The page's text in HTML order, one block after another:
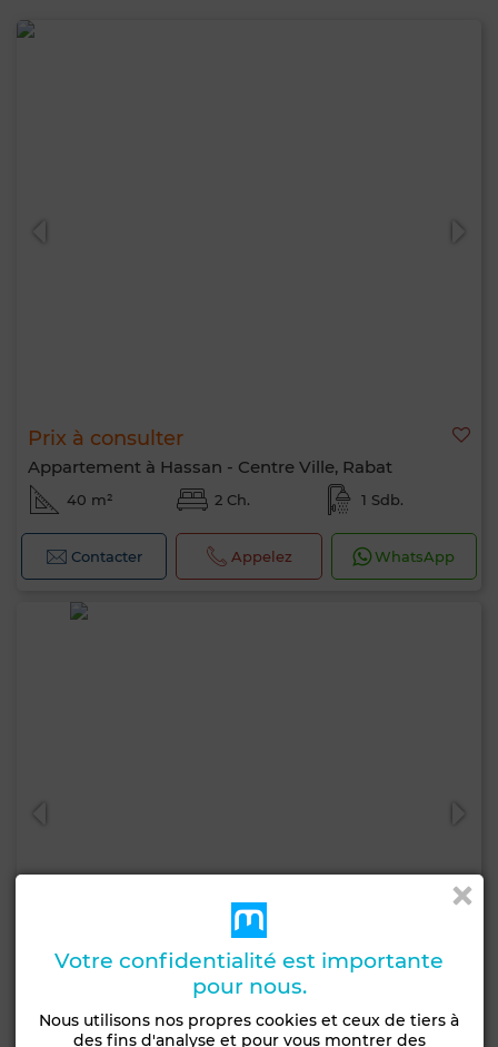
Prix à consulter
Appartement à Hassan - Centre Ville, Rabat
40 m² 2 Ch. 1 Sdb.
Contacter Appelez WhatsApp
3 300 000 DH
Votre confidentialité est importante
pour nous.
Nous utilisons nos propres cookies et ceux de tiers à
des fins d'analyse et pour vous montrer des